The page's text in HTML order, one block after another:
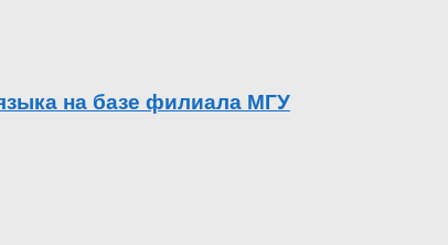
на базе филиала МГУ